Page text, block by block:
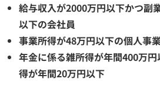
給与収入が2000万円以下かつ副
以下の会社員
事業所得が48万円以下の個人事
年金に係る雑所得が年間400万
得が年間20万円以下